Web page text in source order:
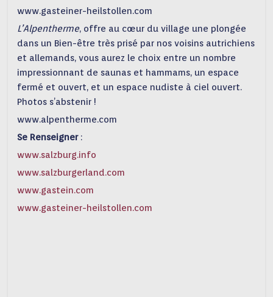
www.gasteiner-heilstollen.com
L’Alpentherme, offre au cœur du village une plongée
dans un Bien-être très prisé par nos voisins autrichiens
et allemands, vous aurez le choix entre un nombre
impressionnant de saunas et hammams, un espace
fermé et ouvert, et un espace nudiste à ciel ouvert.
Photos s’abstenir !
www.alpentherme.com
Se Renseigner:
www.salzburg.info
www.salzburgerland.com
www.gastein.com
www.gasteiner-heilstollen.com